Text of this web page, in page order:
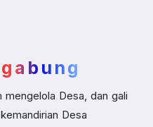
mengelola Desa, dan gali
Desa